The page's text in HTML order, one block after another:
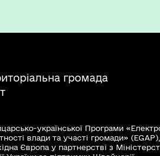
громада
української Програми
влади та участі громади»
Європа у партнерстві з